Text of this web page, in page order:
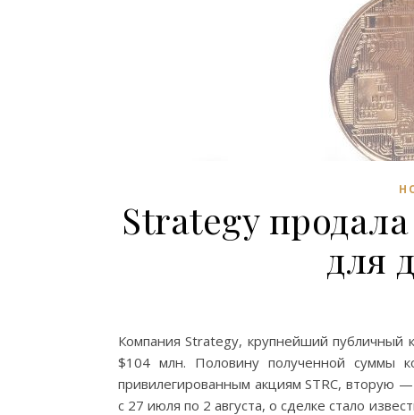
Strategy
для
Компания Strategy, крупнейший публичный
$104 млн. Половину полученной суммы
привилегированным акциям STRC, вторую
с 27 июля по 2 августа, о сделке стало